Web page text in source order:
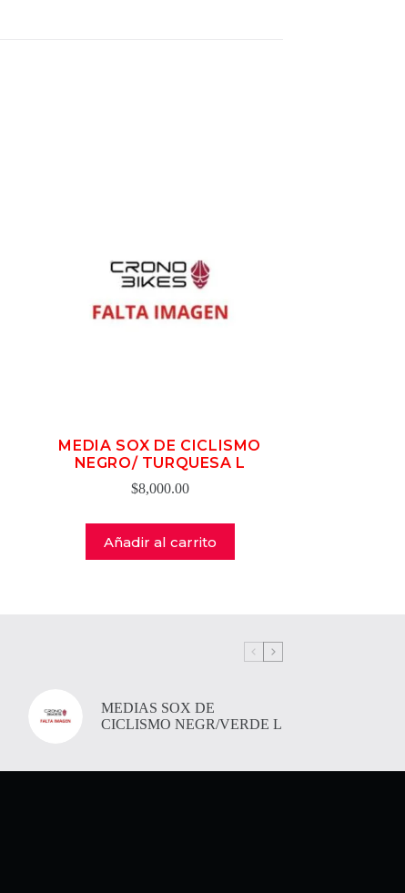
MEDIA SOX DE CICLISMO
NEGRO/ TURQUESA L
$8,000.00
Añadir al carrito
MEDIAS SOX DE
CICLISMO NEGR/VERDE L